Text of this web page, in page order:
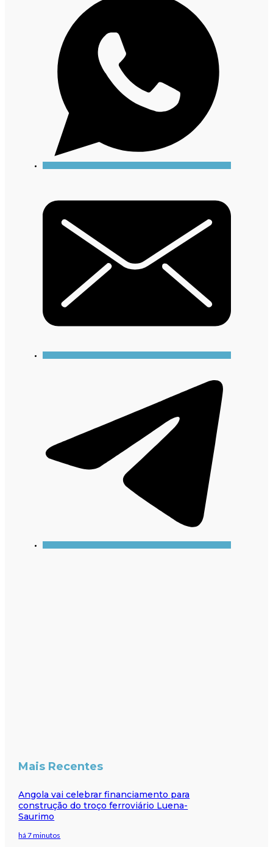
Mais Recentes
Angola vai celebrar financiamento para
construção do troço ferroviário Luena-
Saurimo
há 7 minutos